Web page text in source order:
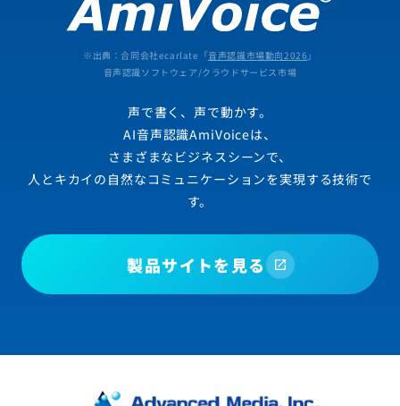
※出典：合同会社ecarlate「音声認識市場動向2026 」
音声認識ソフトウェア/クラウドサービス市場
声で書く、声で動かす。
AI音声認識AmiVoiceは、
さまざまなビジネスシーンで、
人とキカイの自然なコミュニケーションを実現する技術で
す。
製品サイトを見る